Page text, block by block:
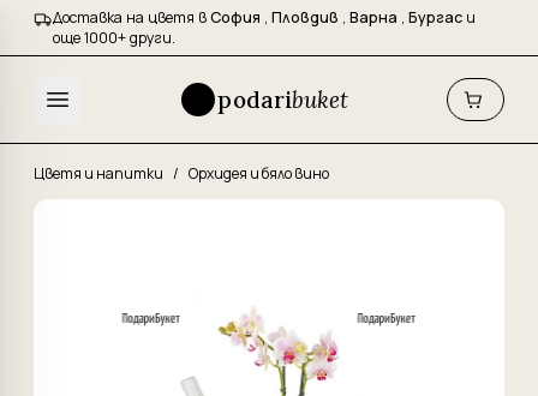
Доставка на цветя вСофия , Пловдив , Варна , Бургас и
още 1000+ други.
podaribuket
Цветя и напитки / Орхидея и бяло вино